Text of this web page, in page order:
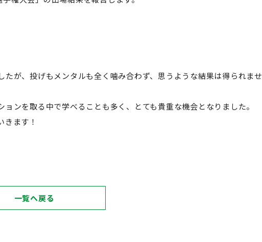
が、投げもメンタルも全く噛み合わず、思うような結果は得られませ
ンを取る中で学べることも多く、とても貴重な機会となりました。
ます！
一覧へ戻る